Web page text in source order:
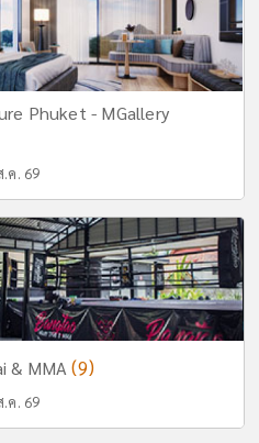
Phuket - MGallery
.ค. 69
& MMA(9)
.ค. 69